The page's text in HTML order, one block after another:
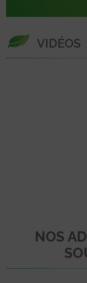
VIDÉOS
NOS